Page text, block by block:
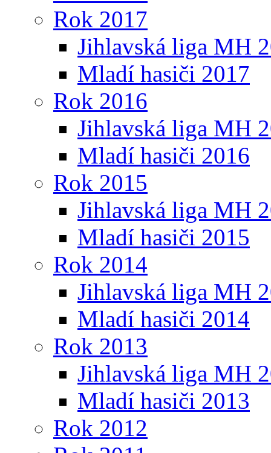
Rok 2017
Jihlavská liga MH
Mladí hasiči 2017
Rok 2016
Jihlavská liga MH
Mladí hasiči 2016
Rok 2015
Jihlavská liga MH
Mladí hasiči 2015
Rok 2014
Jihlavská liga MH
Mladí hasiči 2014
Rok 2013
Jihlavská liga MH
Mladí hasiči 2013
Rok 2012